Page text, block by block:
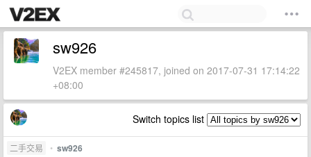
sw926
V2EX member #245817, joined on 2017-07-31 17:14:22
+08:00
Switch topics list
二手交易 • sw926